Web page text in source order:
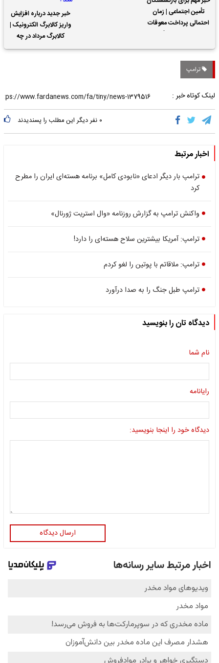
تأمین اجتماعی | زمان
احتمالی پرداخت معوقات
خبر جدید درباره افزایش
واریز کالابرگ الکترونیک |
کالابرگ مرداد در چه
تاریخی واریز خواهد شد؟
ترامپ
لینک کوتاه خبر :
۰ نفر دیگر این مطلب را پسندیدند
اخبار مرتبط
ترامپ بار دیگر ادعای «نابودی کامل» برنامه هسته‌ای ایران را مطرح
کرد
واکنش ترامپ به گزارش روزنامه «وال استریت ژورنال»
ترامپ: آمریکا بیشترین سلاح هسته‌ای را دارد!
ترامپ: ملاقاتم با پوتین را لغو کردم
ترامپ طبل جنگ را به صدا درآورد
دیدگاه تان را بنویسید
نام شما
رایانامه
دیدگاه خود را اینجا بنویسید:
ارسال دیدگاه